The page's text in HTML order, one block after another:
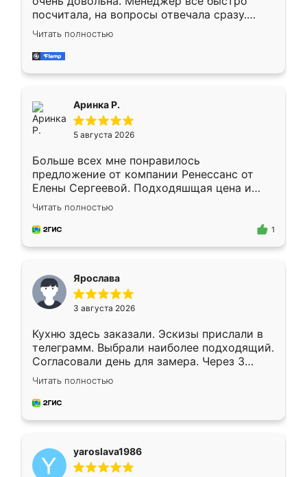
посчитала, на вопросы отвечала сразу.
Замерщик приехал в субботу, подошёл к
делу со всей ответственностью. Собрали
за день, ребята работали аккуратно, даже
Читать полностью
Аринка Р.
5 августа 2026
Больше всех мне понравилось
предложение от компании Ренессанс от
Елены Сергеевой. Подходяшщая цена и
короткие сроки изготовления. Приехавший
для замера сотрудник Владислав
предложил по моему эскизу самый
Читать полностью
1
Ярослава
3 августа 2026
Кухню здесь заказали. Эскизы прислали в
телеграмм. Выбрали наиболее подходящий.
Согласовали день для замера. Через 3
недели кухня была уже готова. Остались
довольны работой. Спасибо Ренессанс
мебель за качественную работу!
Читать полностью
yaroslava1986